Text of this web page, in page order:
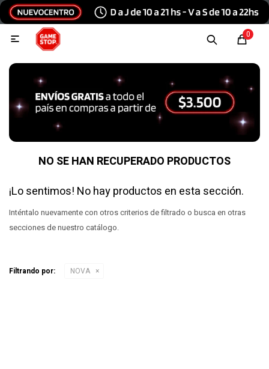
0

NO SE HAN RECUPERADO PRODUCTOS
¡Lo sentimos! No hay productos en esta sección.
Inténtalo nuevamente con otros criterios de filtrado o busca en otras
secciones de nuestro catálogo.
Filtrando por: NOVA
Menu Escribinos
Tecnología e Informática
Audio y video